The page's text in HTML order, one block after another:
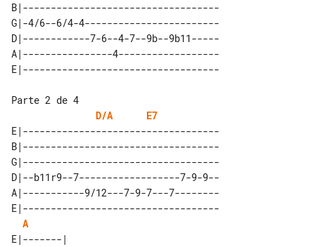
B|-----------------------------------
G|-4/6--6/4-4------------------------
D|------------7-6--4-7--9b--9b11-----
A|----------------4------------------
Parte 2 de 4
D/A
E7
E|-----------------------------------
B|-----------------------------------
G|-----------------------------------
D|--b11r9--7------------------7-9-9--
A|-----------9/12---7-9-7---7--------
E|-----------------------------------
A
E|-------|